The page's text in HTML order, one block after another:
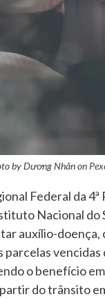
by Dương Nhân on
Federal da 4ª
Nacional do
auxílio-doença,
parcelas vencidas
o benefício
do trânsito